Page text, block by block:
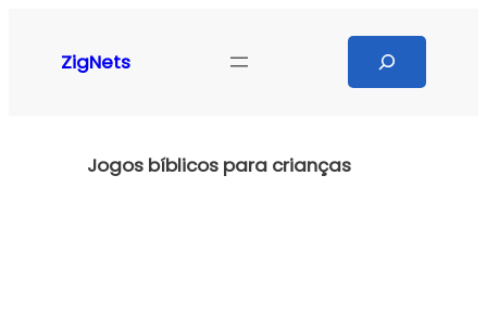
ZigNets
Jogos bíblicos para crianças